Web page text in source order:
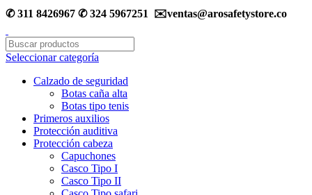
✆ 311 8426967 ✆ 324 5967251 ✉️ventas@arosafetystore.co
Seleccionar categoría
Calzado de seguridad
Botas caña alta
Botas tipo tenis
Primeros auxilios
Protección auditiva
Protección cabeza
Capuchones
Casco Tipo I
Casco Tipo II